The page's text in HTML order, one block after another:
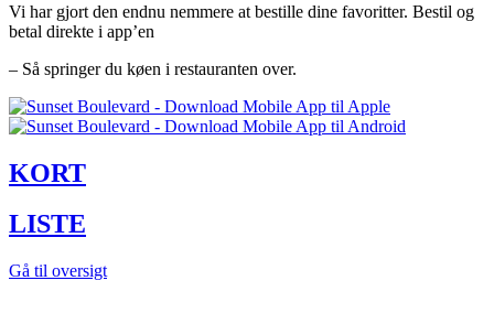
Vi har gjort den endnu nemmere at bestille dine favoritter. Bestil og
betal direkte i app’en
– Så springer du køen i restauranten over.
KORT
LISTE
Gå til oversigt